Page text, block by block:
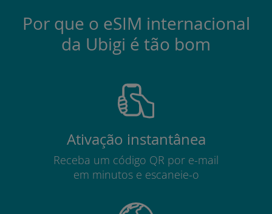
Por que o eSIM internacional
da Ubigi é tão bom
Ativação instantânea
Receba um código QR por e-mail
em minutos e escaneie-o